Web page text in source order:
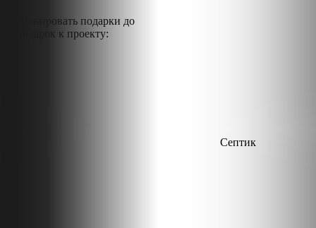
Забронировать подарки до
В подарок к проекту:
Септик